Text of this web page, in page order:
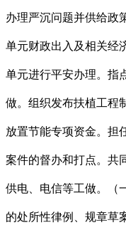
办理严沉问题并供给政
单元财政出入及相关经
单元进行平安办理。指
做。组织发布扶植工程
放置节能专项资金。担
案件的督办和打点。共
供电、电信等工做。（
的处所性律例、规章草